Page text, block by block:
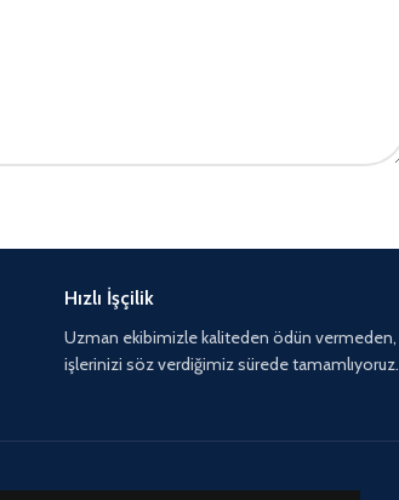
Hızlı İşçilik
Uzman ekibimizle kaliteden ödün vermeden,
işlerinizi söz verdiğimiz sürede tamamlıyoruz.